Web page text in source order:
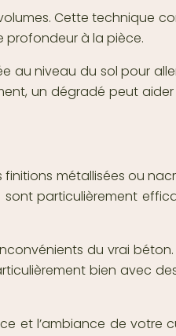
Cette technique
profondeur à la pièce.
au niveau du sol pour
un dégradé peut
métallisées ou
particulièrement
du vrai
bien avec
et l’ambiance de votre